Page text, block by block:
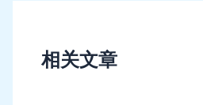
相关文章